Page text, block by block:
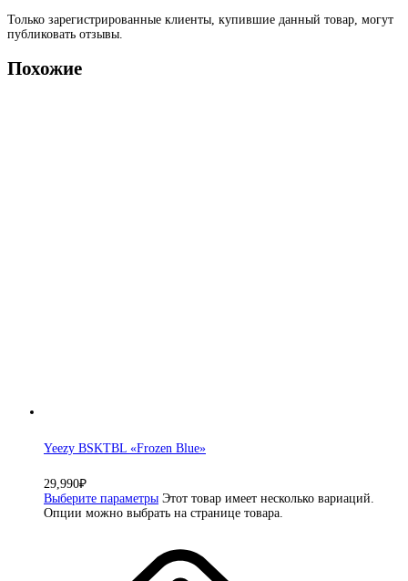
Только зарегистрированные клиенты, купившие данный товар, могут
публиковать отзывы.
Похожие
Yeezy BSKTBL «Frozen Blue»
29,990₽
Выберите параметры Этот товар имеет несколько вариаций.
Опции можно выбрать на странице товара.